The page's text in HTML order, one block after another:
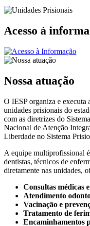
Acesso à
Nossa atuação
O IESP organiza e executa
unidades prisionais do
com as diretrizes do
Nacional de Atenção
Liberdade no Sistema
A equipe multiprofissional
dentistas, técnicos de
diretamente nas unidades,
Consultas médicas
Atendimento
Vacinação e
Tratamento de
Encaminhamentos